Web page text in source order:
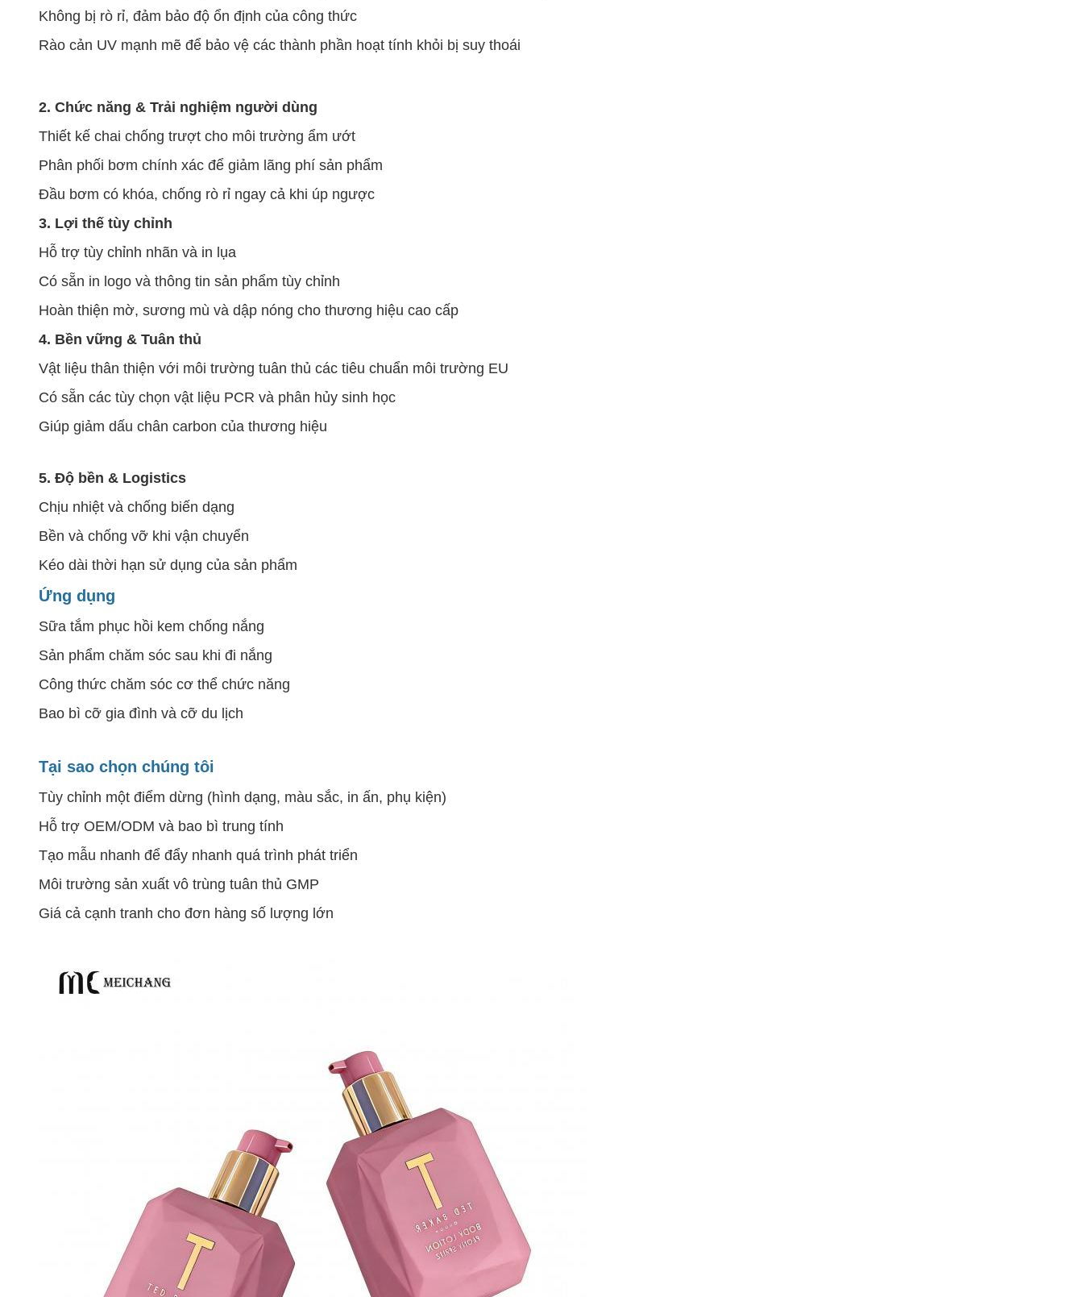
Không bị rò rỉ, đảm bảo độ ổn định của công thức
Rào cản UV mạnh mẽ để bảo vệ các thành phần hoạt tính khỏi bị suy thoái
2. Chức năng & Trải nghiệm người dùng
Thiết kế chai chống trượt cho môi trường ẩm ướt
Phân phối bơm chính xác để giảm lãng phí sản phẩm
Đầu bơm có khóa, chống rò rỉ ngay cả khi úp ngược
3. Lợi thế tùy chỉnh
Hỗ trợ tùy chỉnh nhãn và in lụa
Có sẵn in logo và thông tin sản phẩm tùy chỉnh
Hoàn thiện mờ, sương mù và dập nóng cho thương hiệu cao cấp
4. Bền vững & Tuân thủ
Vật liệu thân thiện với môi trường tuân thủ các tiêu chuẩn môi trường EU
Có sẵn các tùy chọn vật liệu PCR và phân hủy sinh học
Giúp giảm dấu chân carbon của thương hiệu
5. Độ bền & Logistics
Chịu nhiệt và chống biến dạng
Bền và chống vỡ khi vận chuyển
Kéo dài thời hạn sử dụng của sản phẩm
Ứng dụng
Sữa tắm phục hồi kem chống nắng
Sản phẩm chăm sóc sau khi đi nắng
Công thức chăm sóc cơ thể chức năng
Bao bì cỡ gia đình và cỡ du lịch
Tại sao chọn chúng tôi
Tùy chỉnh một điểm dừng (hình dạng, màu sắc, in ấn, phụ kiện)
Hỗ trợ OEM/ODM và bao bì trung tính
Tạo mẫu nhanh để đẩy nhanh quá trình phát triển
Môi trường sản xuất vô trùng tuân thủ GMP
Giá cả cạnh tranh cho đơn hàng số lượng lớn